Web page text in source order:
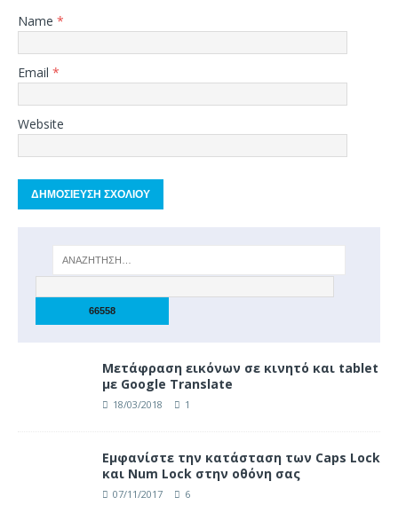
Name *
Email *
Website
Μετάφραση εικόνων σε κινητό και tablet
με Google Translate
18/03/2018 1
Eμφανίστε την κατάσταση των Caps Lock
και Num Lock στην οθόνη σας
07/11/2017 6